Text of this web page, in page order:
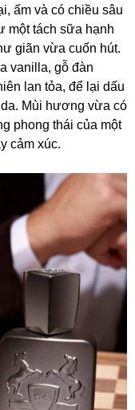
ấm và có chiều sâu
một tách sữa hạnh
giãn vừa cuốn hút.
vanilla, gỗ đàn
lan tỏa, để lại dấu
Mùi hương vừa có
phong thái của một
cảm xúc.